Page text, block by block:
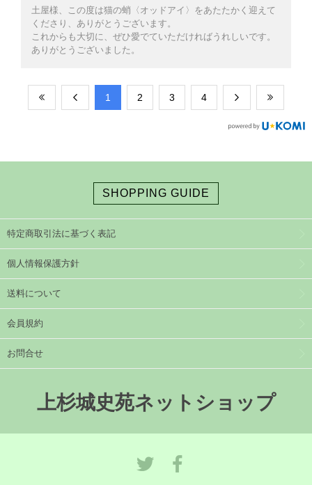
土屋様、この度は猫の蛸〈オッドアイ〉をあたたかく迎えて
くださり、ありがとうございます。
これからも大切に、ぜひ愛でていただければうれしいです。
ありがとうございました。
​1 ​2 ​3 ​4
SHOPPING GUIDE
特定商取引法に基づく表記
個人情報保護方針
送料について
会員規約
お問合せ
上杉城史苑ネットショップ